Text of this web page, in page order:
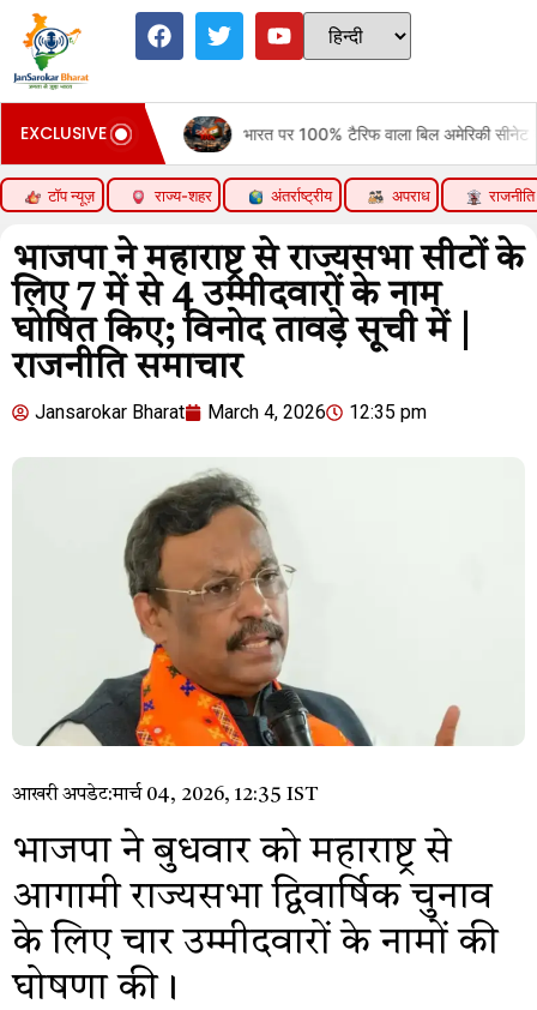
EXCLUSIVE
Move भारत पर 100% टैरिफ वाला बिल अमेरिकी सीनेट में पास:रूसी तेल
टॉप न्यूज़ राज्य-शहर अंतर्राष्ट्रीय अपराध राजनीति
भाजपा ने महाराष्ट्र से राज्यसभा सीटों के
लिए 7 में से 4 उम्मीदवारों के नाम
घोषित किए; विनोद तावड़े सूची में |
राजनीति समाचार
Jansarokar Bharat March 4, 2026 12:35 pm
आखरी अपडेट:मार्च 04, 2026, 12:35 IST
भाजपा ने बुधवार को महाराष्ट्र से
आगामी राज्यसभा द्विवार्षिक चुनाव
के लिए चार उम्मीदवारों के नामों की
घोषणा की।